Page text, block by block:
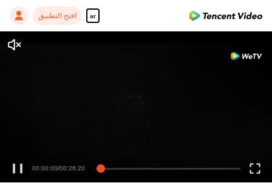
ar افتح التطبيق
00:00:00/00:26:20